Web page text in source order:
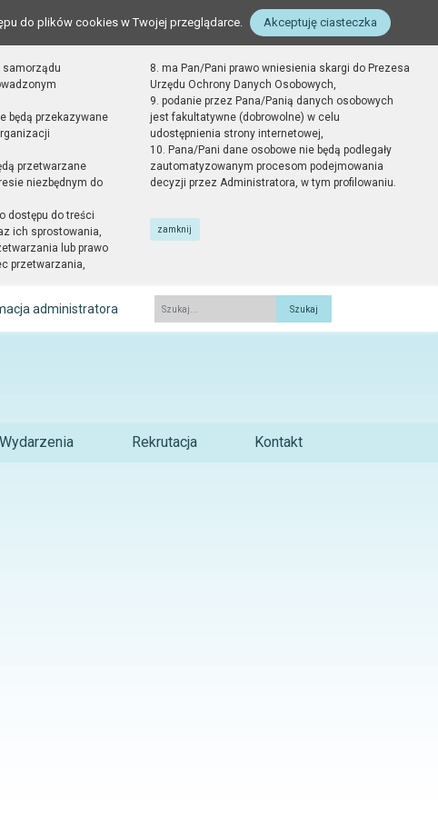
do plików cookies w Twojej przeglądarce. Akceptuję ciasteczka
samorządu
będą przekazywane
przetwarzane
niezbędnym do
dostępu do treści
ich sprostowania,
lub prawo
przetwarzania,
8. ma Pan/Pani prawo wniesienia skargi do Prezesa
Urzędu Ochrony Danych Osobowych,
9. podanie przez Pana/Panią danych osobowych
jest fakultatywne (dobrowolne) w celu
udostępnienia strony internetowej,
10. Pana/Pani dane osobowe nie będą podlegały
zautomatyzowanym procesom podejmowania
decyzji przez Administratora, w tym profilowaniu.
zamknij
administratora
Fraza
Wydarzenia Rekrutacja Kontakt